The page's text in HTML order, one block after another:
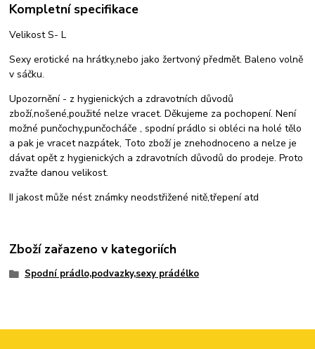
Kompletní specifikace
Velikost S- L
Sexy erotické na hrátky,nebo jako žertvoný předmět. Baleno volně
v sáčku.
Upozornění - z hygienických a zdravotních důvodů
zboží,nošené,použité nelze vracet. Děkujeme za pochopení. Není
možné punčochy,punčocháče , spodní prádlo si obléci na holé tělo
a pak je vracet nazpátek, Toto zboží je znehodnoceno a nelze je
dávat opět z hygienických a zdravotních důvodů do prodeje. Proto
zvažte danou velikost.
II jakost může nést známky neodstřižené nitě,třepení atd
Zboží zařazeno v kategoriích
Spodní prádlo,podvazky,sexy prádélko